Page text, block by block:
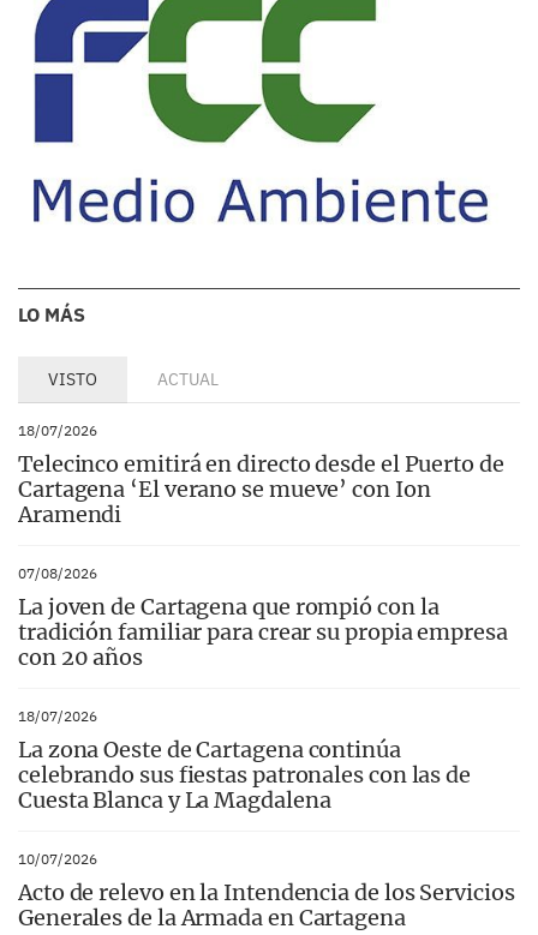
LO MÁS
VISTO ACTUAL
18/07/2026
Telecinco emitirá en directo desde el Puerto de
Cartagena ‘El verano se mueve’ con Ion
Aramendi
07/08/2026
La joven de Cartagena que rompió con la
tradición familiar para crear su propia empresa
con 20 años
18/07/2026
La zona Oeste de Cartagena continúa
celebrando sus fiestas patronales con las de
Cuesta Blanca y La Magdalena
10/07/2026
Acto de relevo en la Intendencia de los Servicios
Generales de la Armada en Cartagena